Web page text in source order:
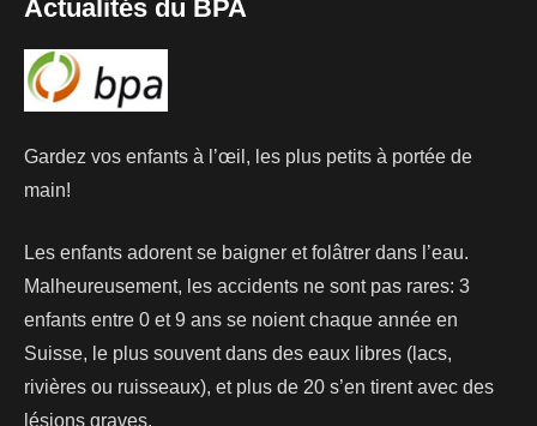
Actualités du BPA
Gardez vos enfants à l’œil, les plus petits à portée de
main!
Les enfants adorent se baigner et folâtrer dans l’eau.
Malheureusement, les accidents ne sont pas rares: 3
enfants entre 0 et 9 ans se noient chaque année en
Suisse, le plus souvent dans des eaux libres (lacs,
rivières ou ruisseaux), et plus de 20 s’en tirent avec des
lésions graves.